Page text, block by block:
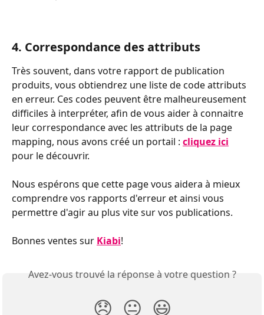
4. Correspondance des attributs
Très souvent, dans votre rapport de publication
produits, vous obtiendrez une liste de code attributs
en erreur. Ces codes peuvent être malheureusement
difficiles à interpréter, afin de vous aider à connaitre
leur correspondance avec les attributs de la page
mapping, nous avons créé un portail : cliquez ici
pour le découvrir.
Nous espérons que cette page vous aidera à mieux
comprendre vos rapports d'erreur et ainsi vous
permettre d'agir au plus vite sur vos publications.
Bonnes ventes sur Kiabi!
Avez-vous trouvé la réponse à votre question ?
😞 😐 😃